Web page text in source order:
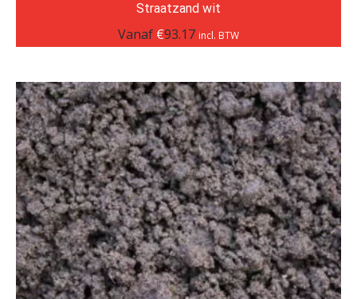
Straatzand wit
Vanaf €93.17 incl. BTW